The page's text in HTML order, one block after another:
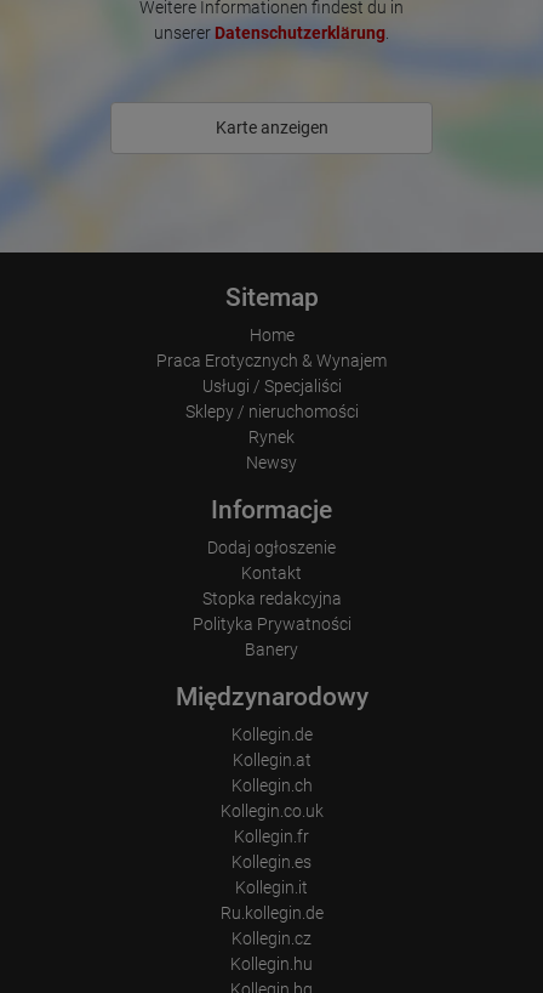
Weitere Informationen findest du in
unserer Datenschutzerklärung
Karte anzeigen
Sitemap
Home
Praca Erotycznych & Wynajem
Usługi / Specjaliści
Sklepy / nieruchomości
Rynek
Newsy
Informacje
Dodaj ogłoszenie
Kontakt
Stopka redakcyjna
Polityka Prywatności
Banery
Międzynarodowy
Kollegin.de
Kollegin.at
Kollegin.ch
Kollegin.co.uk
Kollegin.fr
Kollegin.es
Kollegin.it
Ru.kollegin.de
Kollegin.cz
Kollegin.hu